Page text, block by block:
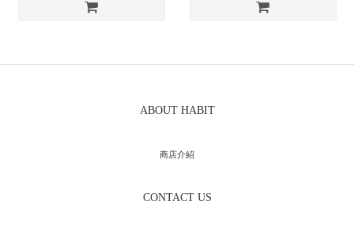
ABOUT HABIT
商店介紹
CONTACT US